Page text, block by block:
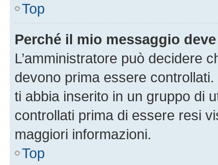
Top
Perché il mio messaggio
L’amministratore può decidere
devono prima essere
ti abbia inserito in un gruppo di
controllati prima di essere resi
maggiori informazioni.
Top